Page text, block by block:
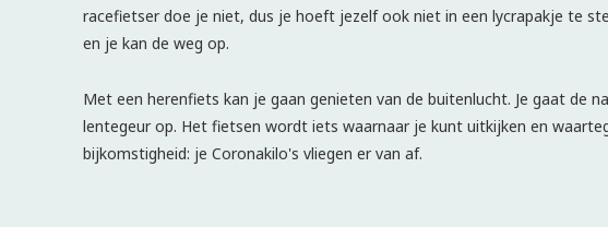
racefietser doe je niet, dus je hoeft jezelf ook niet in een lycrapakje te
en je kan de weg op.
Met een herenfiets kan je gaan genieten van de buitenlucht. Je gaat de
lentegeur op. Het fietsen wordt iets waarnaar je kunt uitkijken en
bijkomstigheid: je Coronakilo's vliegen er van af.